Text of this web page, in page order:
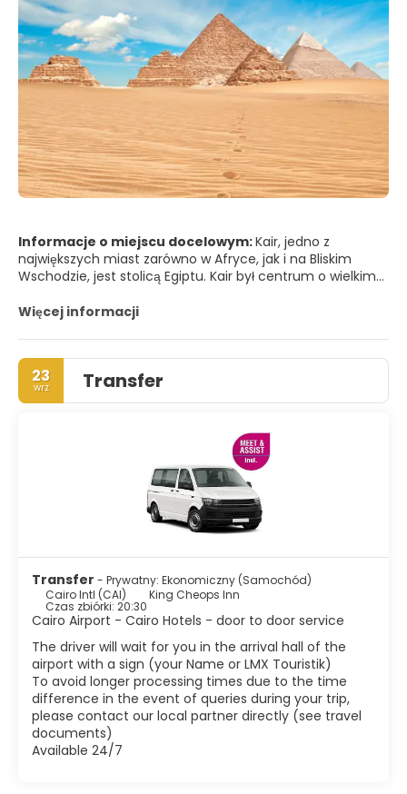
Informacje o miejscu docelowym:Kair, jedno z
największych miast zarówno w Afryce, jak i na Bliskim
Wschodzie, jest stolicą Egiptu. Kair był centrum o wielkim
faraońskiego i grecko-rzymskiego po osmański i
islamskie, każda z jego tożsamości pozostawiła silny ślad w
Kairze, czyniąc go jednym z najbardziej fascynujących
miast na świecie.
jest jedynymi pozostałymi zabytkami Siedmiu Cudów
Starożytnego Świata i najsłynniejszą atrakcją turystyczną
kraju. Sama masa piramid budzi podziw. Islamski Kair,
centrum historycznego Kairu, najlepiej zrobić pieszo.
Położony na wschód od centrum miasta, jest pełen
uroczych małych meczetów i fontann wodnych.
Najważniejsze miejsca do odwiedzenia to Cytadela,
niektóre historyczne meczety i pokazy średniowiecznej
architektury, a także niektóre łaźnie tureckie lub łaźnie
tureckie w Kairze. Żadna wizyta w Kairze nie jest
kompletna bez zobaczenia Muzeum Egipskiego.
Egzotyczna atmosfera, chaotyczny ruch, tysiące
minaretów, hałas, czarujący ludzie, Kair jest fascynującym
miastem. Niewiele miast na świecie przewyższa Kair pod
względem liczby zabytków lub stylów architektonicznych.
Kair nie jest zwykłym miastem, Kair to cały świat.
Więcej informacji
23
wrz Transfer
Transfer - Prywatny: Ekonomiczny (Samochód)
Cairo Intl (CAI)
King Cheops Inn
Czas zbiórki: 20:30
Cairo Airport - Cairo Hotels - door to door service
The driver will wait for you in the arrival hall of the
airport with a sign (your Name or LMX Touristik)
To avoid longer processing times due to the time
difference in the event of queries during your trip,
please contact our local partner directly (see travel
documents)
Available 24/7